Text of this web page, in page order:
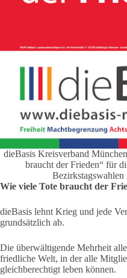
dieBasis Kreisverband
braucht der Frieden“ für
Wie viele Tote braucht der
dieBasis lehnt Krieg und jede
grundsätzlich ab.
Die überwältigende Mehrheit
friedliche Welt, in der alle
gleichberechtigt leben können.